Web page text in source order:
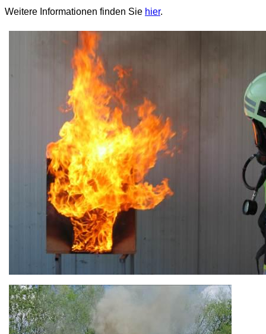
Weitere Informationen finden Sie hier.